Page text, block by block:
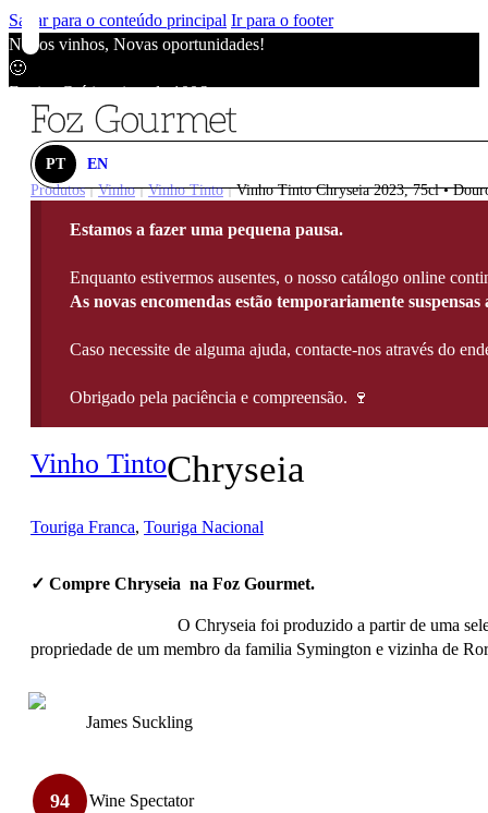
Saltar para o conteúdo principal Ir para o footer
Novos vinhos, Novas oportunidades!
🙂
Envios Grátis acima de 100€
Novos vinhos, Novas oportunidades!
Envios Grátis acima de 100€
Novos vinhos, Novas oportunidades!
Envios Grátis acima de 100€
PT
EN
Produtos | Vinho | Vinho Tinto | Vinho Tinto Chryseia 2023, 75cl •
Estamos a fazer uma pequena pausa.
Enquanto estivermos ausentes, o nosso catálogo online
As novas encomendas estão temporariamente suspensas
Caso necessite de alguma ajuda, contacte-nos através do
Obrigado pela paciência e compreensão. 🍷
Vinho TintoChryseia
Touriga Franca, Touriga Nacional
✓ Compre Chryseia na Foz Gourmet.
O Chryseia foi produzido a partir de uma
propriedade de um membro da familia Symington e vizinha de
James Suckling
94 Wine Spectator